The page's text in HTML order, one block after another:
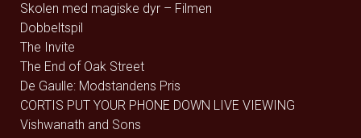
Skolen med magiske dyr – Filmen
Dobbeltspil
The Invite
The End of Oak Street
De Gaulle: Modstandens Pris
CORTIS PUT YOUR PHONE DOWN LIVE VIEWING
Vishwanath and Sons